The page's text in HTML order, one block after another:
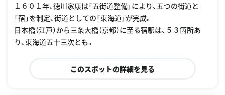
１６０１年、徳川家康は「五街道整備」により、五つの街道と
「宿」を制定、街道としての「東海道」が完成。
日本橋（江戸）から三条大橋（京都）に至る宿駅は、５３箇所あ
り、東海道五十三次とも。
このスポットの詳細を見る